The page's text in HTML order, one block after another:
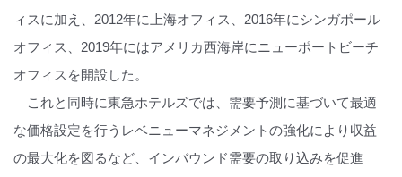
ィスに加え、2012年に上海オフィス、2016年にシンガポール
オフィス、2019年にはアメリカ西海岸にニューポートビーチ
オフィスを開設した。
これと同時に東急ホテルズでは、需要予測に基づいて最適
な価格設定を行うレベニューマネジメントの強化により収益
の最大化を図るなど、インバウンド需要の取り込みを促進